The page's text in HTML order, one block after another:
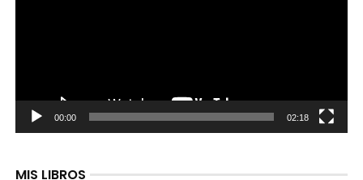
00:00 02:18
MIS LIBROS